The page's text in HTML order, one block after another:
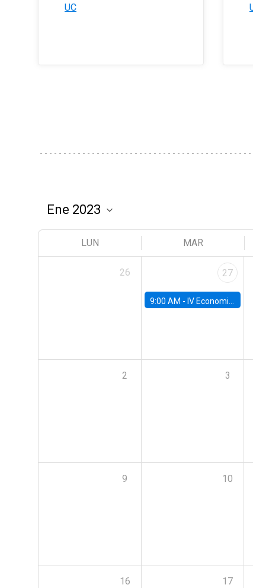
UC
LUN MAR
26 27
9:00 AM - IV Economics Alumni Workshop
2 3
9 10
16 17